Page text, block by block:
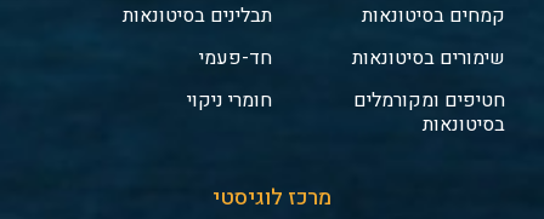
קמחים בסיטונאות
שימורים בסיטונאות
חטיפים ומקורמלים
בסיטונאות
תבלינים בסיטונאות
חד-פעמי
חומרי ניקוי
מרכז לוגיסטי